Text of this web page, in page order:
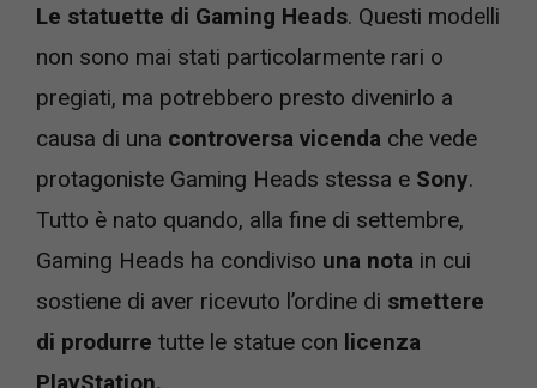
Le statuette di Gaming Heads. Questi modelli
non sono mai stati particolarmente rari o
pregiati, ma potrebbero presto divenirlo a
causa di una controversa vicenda che vede
protagoniste Gaming Heads stessa e Sony.
Tutto è nato quando, alla fine di settembre,
Gaming Heads ha condiviso una nota in cui
sostiene di aver ricevuto l’ordine di smettere
di produrre tutte le statue con licenza
PlayStation.